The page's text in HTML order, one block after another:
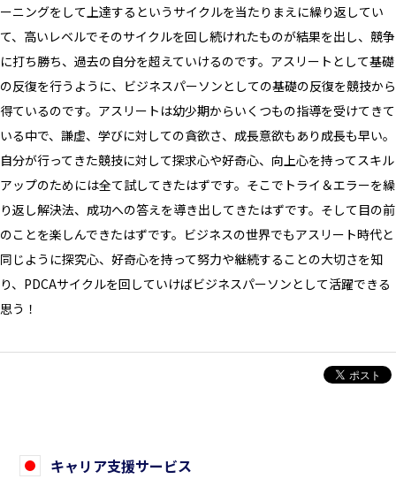
ーニングをして上達するというサイクルを当たりまえに繰り返してい
て、高いレベルでそのサイクルを回し続けれたものが結果を出し、競争
に打ち勝ち、過去の自分を超えていけるのです。アスリートとして基礎
の反復を行うように、ビジネスパーソンとしての基礎の反復を競技から
得ているのです。アスリートは幼少期からいくつもの指導を受けてきて
いる中で、謙虚、学びに対しての貪欲さ、成長意欲もあり成長も早い。
自分が行ってきた競技に対して探求心や好奇心、向上心を持ってスキル
アップのためには全て試してきたはずです。そこでトライ＆エラーを繰
り返し解決法、成功への答えを導き出してきたはずです。そして目の前
のことを楽しんできたはずです。ビジネスの世界でもアスリート時代と
同じように探究心、好奇心を持って努力や継続することの大切さを知
り、PDCAサイクルを回していけばビジネスパーソンとして活躍できる
思う！
キャリア支援サービス